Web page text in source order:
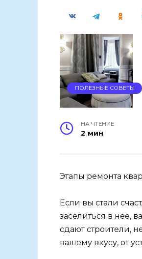
ПОЛЕЗНЫЕ СОВЕТЫ
НА ЧТЕНИЕ
2 мин
Этапы ремонта
Если вы стали
заселиться в неё,
сдают строители,
вашему вкусу, от